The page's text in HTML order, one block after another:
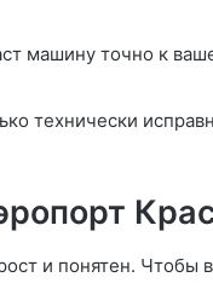
машину точно к
технически
и понятен. Чтобы